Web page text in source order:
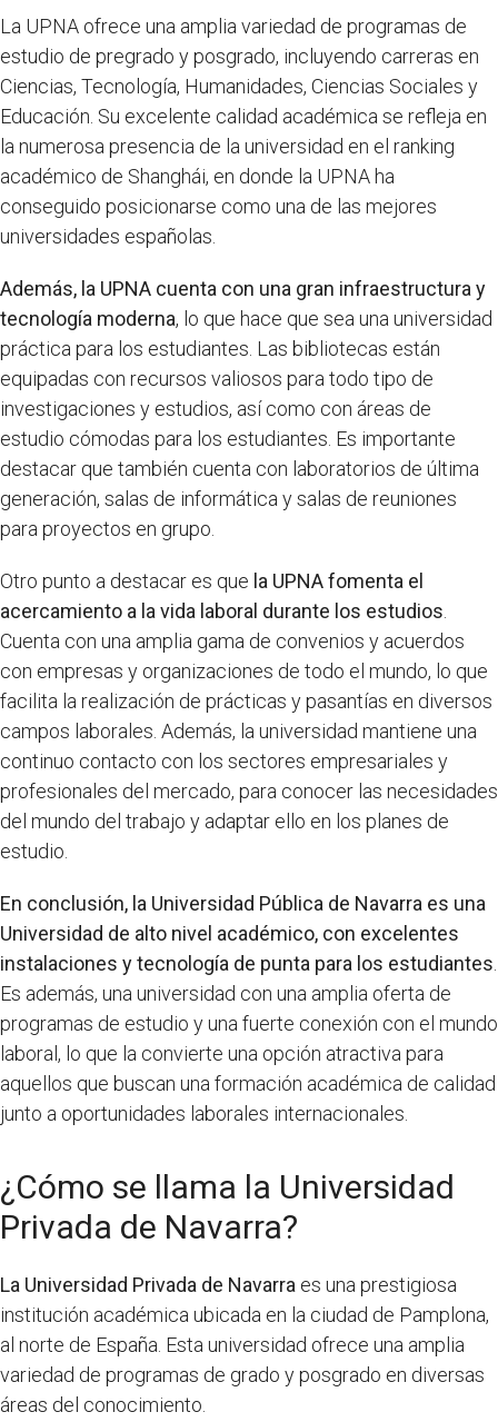
La UPNA ofrece una amplia variedad de programas de
estudio de pregrado y posgrado, incluyendo carreras en
Ciencias, Tecnología, Humanidades, Ciencias Sociales y
Educación. Su excelente calidad académica se refleja en
la numerosa presencia de la universidad en el ranking
académico de Shanghái, en donde la UPNA ha
conseguido posicionarse como una de las mejores
universidades españolas.
Además, la UPNA cuenta con una gran infraestructura y
tecnología moderna, lo que hace que sea una universidad
práctica para los estudiantes. Las bibliotecas están
equipadas con recursos valiosos para todo tipo de
investigaciones y estudios, así como con áreas de
estudio cómodas para los estudiantes. Es importante
destacar que también cuenta con laboratorios de última
generación, salas de informática y salas de reuniones
para proyectos en grupo.
Otro punto a destacar es que la UPNA fomenta el
acercamiento a la vida laboral durante los estudios
Cuenta con una amplia gama de convenios y acuerdos
con empresas y organizaciones de todo el mundo, lo que
facilita la realización de prácticas y pasantías en diversos
campos laborales. Además, la universidad mantiene una
continuo contacto con los sectores empresariales y
profesionales del mercado, para conocer las necesidades
del mundo del trabajo y adaptar ello en los planes de
estudio.
En conclusión, la Universidad Pública de Navarra es una
Universidad de alto nivel académico, con excelentes
instalaciones y tecnología de punta para los estudiantes
Es además, una universidad con una amplia oferta de
programas de estudio y una fuerte conexión con el mundo
laboral, lo que la convierte una opción atractiva para
aquellos que buscan una formación académica de calidad
junto a oportunidades laborales internacionales.
¿Cómo se llama la Universidad
Privada de Navarra?
La Universidad Privada de Navarra es una prestigiosa
institución académica ubicada en la ciudad de Pamplona,
al norte de España. Esta universidad ofrece una amplia
variedad de programas de grado y posgrado en diversas
áreas del conocimiento.